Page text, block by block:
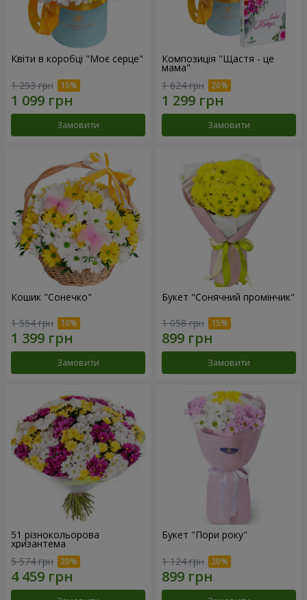
Квіти в коробці "Моє серце"
1 293 грн
Замовити
Композиція "Щастя - це
мама"
1 624 грн
Замовити
Кошик "Сонечко"
1 554 грн
Замовити
Букет "Сонячний промінчик"
1 058 грн
Замовити
51 різнокольорова
хризантема
5 574 грн
Букет "Пори року"
1 124 грн